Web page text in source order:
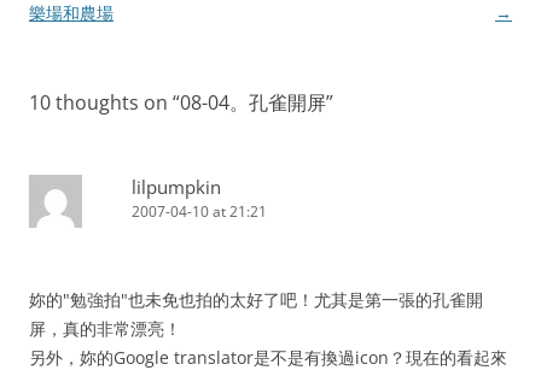
navigation
樂場和農場
→
10 thoughts on “08-04。孔雀開屏”
lilpumpkin
2007-04-10 at 21:21
妳的"勉強拍"也未免也拍的太好了吧！尤其是第一張的孔雀開
屏，真的非常漂亮！
另外，妳的Google translator是不是有換過icon？現在的看起來